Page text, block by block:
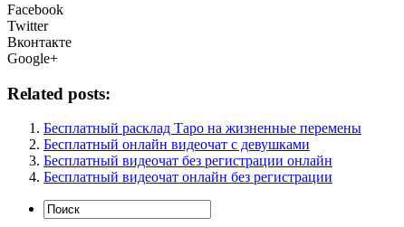
Facebook
Twitter
Вконтакте
Google+
Related posts:
Бесплатный расклад Таро на жизненные перемены
Бесплатный онлайн видеочат с девушками
Бесплатный видеочат без регистрации онлайн
Бесплатный видеочат онлайн без регистрации